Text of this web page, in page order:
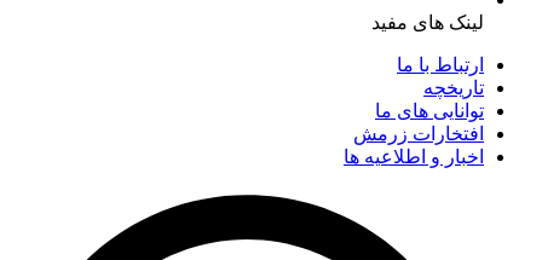
لینک های مفید
ارتباط با ما
تاریخچه
توانایی های ما
افتخارات زرمش
اخبار و اطلاعیه ها